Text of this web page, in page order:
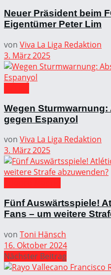
Neuer Präsident beim
Eigentümer Peter Lim
von Viva La Liga Redaktion
3. März 2025
Wegen
gegen Espanyol
von Viva La Liga Redaktion
3. März 2025
Fünf Auswärtsspiele!
Fans – um weitere
von Toni Hänsch
16. Oktober 2024
Nächster Beitrag